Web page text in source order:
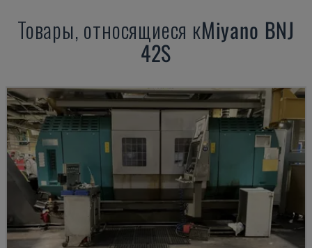
Товары, относящиеся кMiyano BNJ
42S